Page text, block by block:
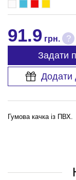
91.9 грн. ?
Задати
Додати
Гумова качка із ПВХ.